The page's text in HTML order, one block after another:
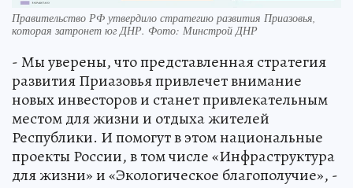
Правительство РФ утвердило стратегию развития Приазовья,
которая затронет юг ДНР. Фото: Минстрой ДНР
- Мы уверены, что представленная стратегия
развития Приазовья привлечет внимание
новых инвесторов и станет привлекательным
местом для жизни и отдыха жителей
Республики. И помогут в этом национальные
проекты России, в том числе «Инфраструктура
для жизни» и «Экологическое благополучие», -